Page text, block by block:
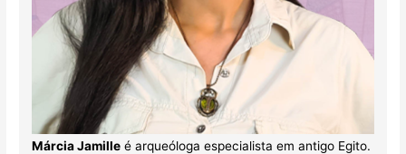
Márcia Jamilleé arqueóloga especialista em antigo Egito.